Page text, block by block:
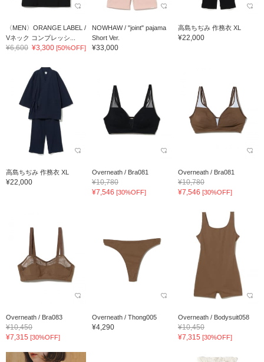
〈MEN〉ORANGE LABEL /
Vネック コンプレッシ...
¥6,600 ¥3,300 [50%OFF]
NOWHAW / "joint" pajama
Short Ver.
¥33,000
高島ちぢみ 作務衣 XL
¥22,000
高島ちぢみ 作務衣 XL
¥22,000
Overneath / Bra081
¥10,780
¥7,546 [30%OFF]
Overneath / Bra081
¥10,780
¥7,546 [30%OFF]
Overneath / Bra083
¥10,450
¥7,315 [30%OFF]
Overneath / Thong005
¥4,290
Overneath / Bodysuit058
¥10,450
¥7,315 [30%OFF]